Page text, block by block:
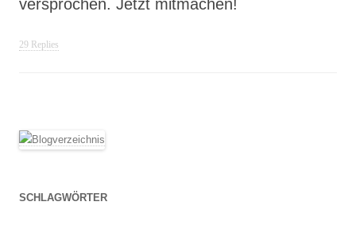
versprochen. Jetzt mitmachen!
29 Replies
SCHLAGWÖRTER